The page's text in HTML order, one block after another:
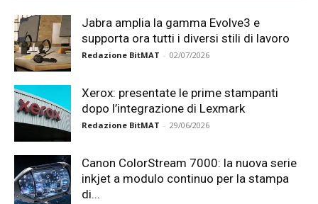
Jabra amplia la gamma Evolve3 e
supporta ora tutti i diversi stili di lavoro
Redazione BitMAT - 02/07/2026
Xerox: presentate le prime stampanti
dopo l’integrazione di Lexmark
Redazione BitMAT - 29/06/2026
Canon ColorStream 7000: la nuova serie
inkjet a modulo continuo per la stampa
di...